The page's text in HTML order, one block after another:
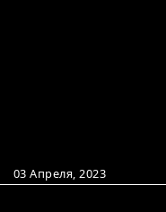
03 Апреля, 2023